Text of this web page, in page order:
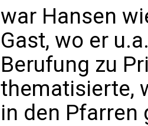
war Hansen
Gast, wo er
Berufung zu
thematisierte,
in den